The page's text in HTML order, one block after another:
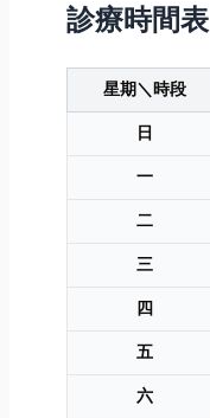
診療時間表
星期＼時段
日
一
二
三
四
五
六